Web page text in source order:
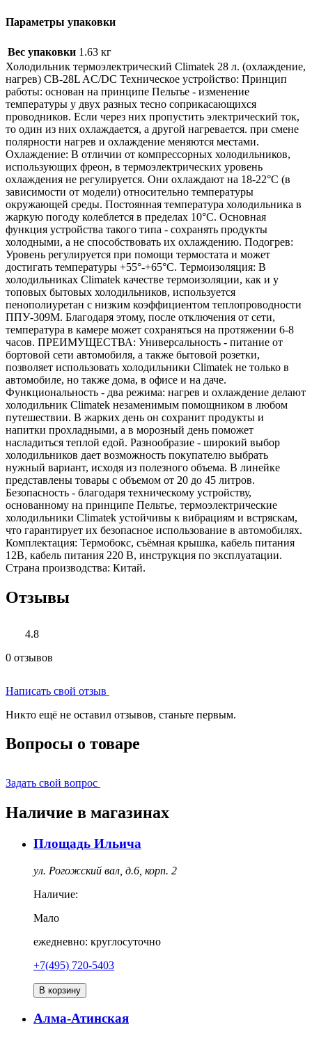
Параметры упаковки
Вес упаковки 1.63 кг
Холодильник термоэлектрический Climatek 28 л. (охлаждение,
нагрев) CB-28L AC/DC Техническое устройство: Принцип
работы: основан на принципе Пельтье - изменение
температуры у двух разных тесно соприкасающихся
проводников. Если через них пропустить электрический ток,
то один из них охлаждается, а другой нагревается. при смене
полярности нагрев и охлаждение меняются местами.
Охлаждение: В отличии от компрессорных холодильников,
использующих фреон, в термоэлектрических уровень
охлаждения не регулируется. Они охлаждают на 18-22°С (в
зависимости от модели) относительно температуры
окружающей среды. Постоянная температура холодильника в
жаркую погоду колеблется в пределах 10°С. Основная
функция устройства такого типа - сохранять продукты
холодными, а не способствовать их охлаждению. Подогрев:
Уровень регулируется при помощи термостата и может
достигать температуры +55°-+65°С. Термоизоляция: В
холодильниках Climatek качестве термоизоляции, как и у
топовых бытовых холодильников, используется
пенополиуретан с низким коэффициентом теплопроводности
ППУ-309М. Благодаря этому, после отключения от сети,
температура в камере может сохраняться на протяжении 6-8
часов. ПРЕИМУЩЕСТВА: Универсальность - питание от
бортовой сети автомобиля, а также бытовой розетки,
позволяет использовать холодильники Climatek не только в
автомобиле, но также дома, в офисе и на даче.
Функциональность - два режима: нагрев и охлаждение делают
холодильник Climatek незаменимым помощником в любом
путешествии. В жарких день он сохранит продукты и
напитки прохладными, а в морозный день поможет
насладиться теплой едой. Разнообразие - широкий выбор
холодильников дает возможность покупателю выбрать
нужный вариант, исходя из полезного объема. В линейке
представлены товары с объемом от 20 до 45 литров.
Безопасность - благодаря техническому устройству,
основанному на принципе Пельтье, термоэлектрические
холодильники Climatek устойчивы к вибрациям и встряскам,
что гарантирует их безопасное использование в автомобилях.
Комплектация: Термобокс, съёмная крышка, кабель питания
12В, кабель питания 220 В, инструкция по эксплуатации.
Страна производства: Китай.
Отзывы
4.8
0 отзывов
Написать свой отзыв
Никто ещё не оставил отзывов, станьте первым.
Вопросы о товаре
Задать свой вопрос
Наличие в магазинах
Площадь Ильича
ул. Рогожский вал, д.6, корп. 2
Наличие:
Мало
ежедневно: круглосуточно
+7(495) 720-5403
В корзину
Алма-Атинская